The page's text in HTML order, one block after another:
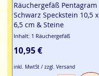
Räuchergefäß Pentagram
Schwarz Speckstein 10,5 x
6,5 cm & Steine
Inhalt: 1 Räuchergefäß
10,95 €
inkl. MwtSt / zzgl. Versand